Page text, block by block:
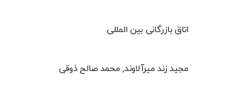
اتاق بازرگانی بین المللی
مجید زند میرآلاوند, محمد صالح ذوقی